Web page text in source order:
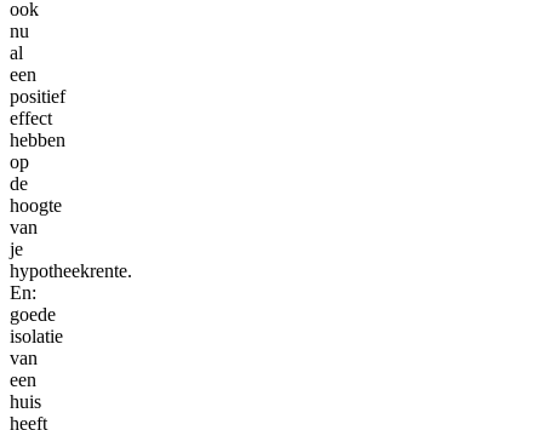
ook
nu
al
een
positief
effect
hebben
op
de
hoogte
van
je
hypotheekrente.
En:
goede
isolatie
van
een
huis
heeft